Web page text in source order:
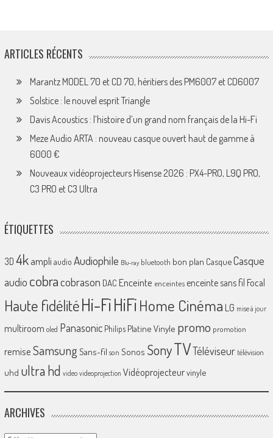
ARTICLES RÉCENTS
Marantz MODEL 70 et CD 70, héritiers des PM6007 et CD6007
Solstice : le nouvel esprit Triangle
Davis Acoustics : l’histoire d’un grand nom français de la Hi-Fi
Meze Audio ARTA : nouveau casque ouvert haut de gamme à
6000 €
Nouveaux vidéoprojecteurs Hisense 2026 : PX4-PRO, L9Q PRO,
C3 PRO et C3 Ultra
ÉTIQUETTES
3D 4k ampliaudio Audiophile Blu-ray bluetooth bon plan CasqueCasque
audio cobracobrason DAC Enceinte enceintes enceinte sans fil Focal
Haute fidélitéHi-FiHiFiHome Cinéma LG mise à jour
multiroom oled Panasonic Philips Platine Vinyle promo promotion
remiseSamsungSans-fil son Sonos SonyTVTéléviseur télévision
uhd ultra hd video videoprojection Vidéoprojecteurvinyle
ARCHIVES